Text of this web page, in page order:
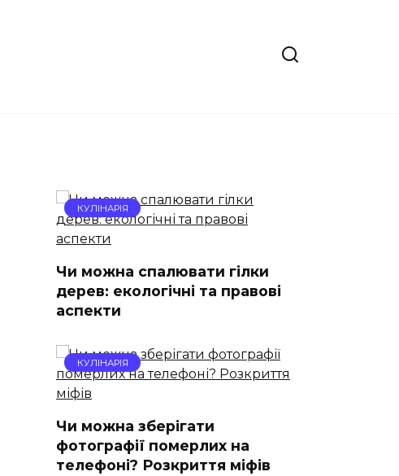
КУЛІНАРІЯ
Чи можна спалювати гілки
дерев: екологічні та правові
аспекти
КУЛІНАРІЯ
Чи можна зберігати
фотографії померлих на
телефоні? Розкриття міфів